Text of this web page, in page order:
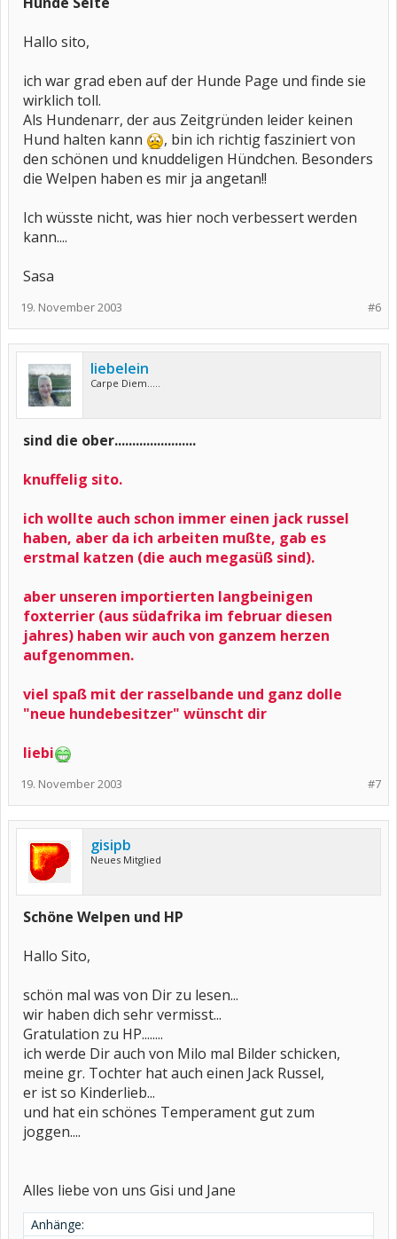
Hallo sito,
ich war grad eben auf der Hunde Page und finde sie
wirklich toll.
Als Hundenarr, der aus Zeitgründen leider keinen
Hund halten kann
, bin ich richtig fasziniert von
den schönen und knuddeligen Hündchen. Besonders
die Welpen haben es mir ja angetan!!
Ich wüsste nicht, was hier noch verbessert werden
kann....
Sasa
#6
19. November 2003
liebelein
Carpe Diem.....
sind die ober.......................
knuffelig sito.
ich wollte auch schon immer einen jack russel
haben, aber da ich arbeiten mußte, gab es
erstmal katzen (die auch megasüß sind).
aber unseren importierten langbeinigen
foxterrier (aus südafrika im februar diesen
jahres) haben wir auch von ganzem herzen
aufgenommen.
viel spaß mit der rasselbande und ganz dolle
"neue hundebesitzer" wünscht dir
liebi
#7
19. November 2003
gisipb
Neues Mitglied
Schöne Welpen und HP
Hallo Sito,
schön mal was von Dir zu lesen...
wir haben dich sehr vermisst...
Gratulation zu HP........
ich werde Dir auch von Milo mal Bilder schicken,
meine gr. Tochter hat auch einen Jack Russel,
er ist so Kinderlieb...
und hat ein schönes Temperament gut zum
joggen....
Alles liebe von uns Gisi und Jane
Anhänge: